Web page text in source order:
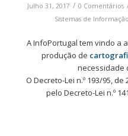
Julho 31, 2017 / 0 Comentários
Sistemas de
A InfoPortugal tem vindo a
produção de
necessidade
O Decreto-Lei n.º 193/95,
pelo Decreto-Lei n.º